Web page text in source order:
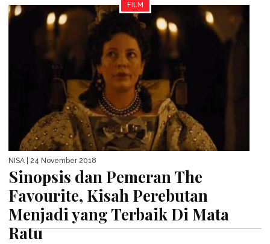
FILM
NISA | 24 November 2018
Sinopsis dan Pemeran The
Favourite, Kisah Perebutan
Menjadi yang Terbaik Di Mata
Ratu